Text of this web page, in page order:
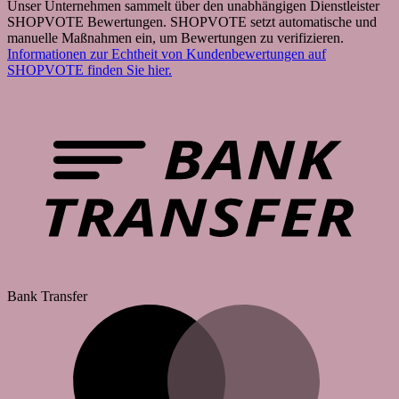
Unser Unternehmen sammelt über den unabhängigen Dienstleister
SHOPVOTE Bewertungen. SHOPVOTE setzt automatische und
manuelle Maßnahmen ein, um Bewertungen zu verifizieren.
Informationen zur Echtheit von Kundenbewertungen auf
SHOPVOTE finden Sie hier.
Bank Transfer